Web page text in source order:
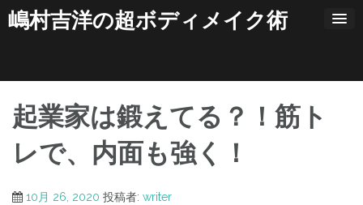
ン嶋村吉洋の超ボディメイク術
起業家は鍛えてる？！筋ト
レで、内面も強く！
10月 26, 2020 投稿者: writer